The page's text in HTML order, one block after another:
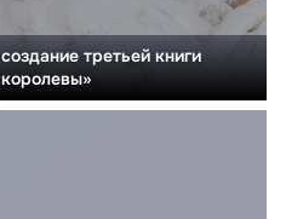
третьей книги